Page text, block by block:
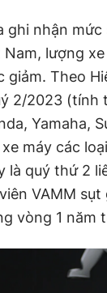
ghi nhận
Nam, lượng
giảm. Theo
2/2023
Yamaha,
máy các
là quý thứ 2
VAMM
vòng 1 năm